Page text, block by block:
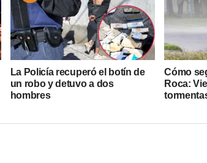
La Policía recuperó el botín de
un robo y detuvo a dos
hombres
Cómo
Roca: